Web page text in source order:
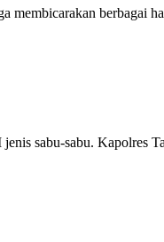
membicarakan berbagai
sabu-sabu. Kapolres